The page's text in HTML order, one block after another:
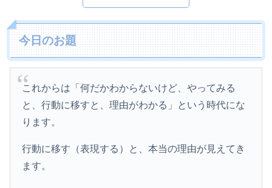
今日のお題
これからは「何だかわからないけど、やってみる
と、行動に移すと、理由がわかる」という時代にな
ります。
行動に移す（表現する）と、本当の理由が見えてき
ます。